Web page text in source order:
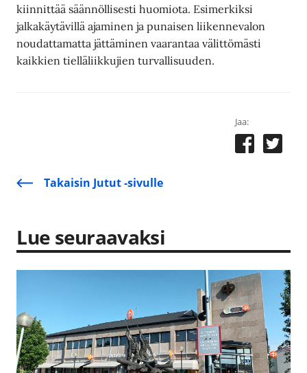
kiinnittää säännöllisesti huomiota. Esimerkiksi
jalkakäytävillä ajaminen ja punaisen liikennevalon
noudattamatta jättäminen vaarantaa välittömästi
kaikkien tielläliikkujien turvallisuuden.
Jaa:
Takaisin Jutut -sivulle
Lue seuraavaksi